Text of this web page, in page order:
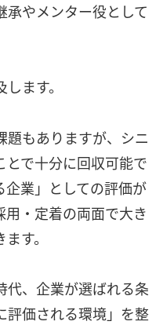
承やメンター役として
ます。
題もありますが、シニ
とで十分に回収可能で
企業」としての評価が
・定着の両面で大き
す。
代、企業が選ばれる条
評価される環境」を整